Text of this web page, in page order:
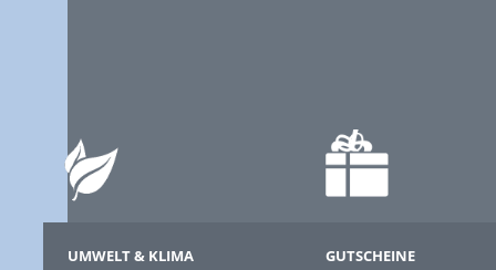
UMWELT & KLIMA
GUTSCHEINE